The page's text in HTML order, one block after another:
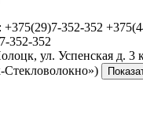
+375(29)7-352-352
352-352
, ул. Успенская д. 3
Стекловолокно»)